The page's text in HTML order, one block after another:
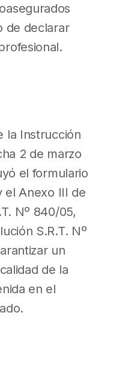
de declarar
la Instrucción
2 de marzo
el formulario
el Anexo III de
Nº 840/05,
S.R.T. Nº
un
de la
en el